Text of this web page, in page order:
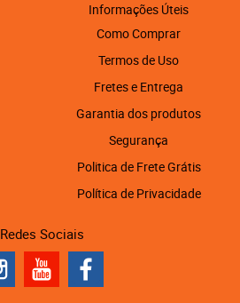
Informações Úteis
Como Comprar
Termos de Uso
Fretes e Entrega
Garantia dos produtos
Segurança
Politica de Frete Grátis
Política de Privacidade
Redes Sociais